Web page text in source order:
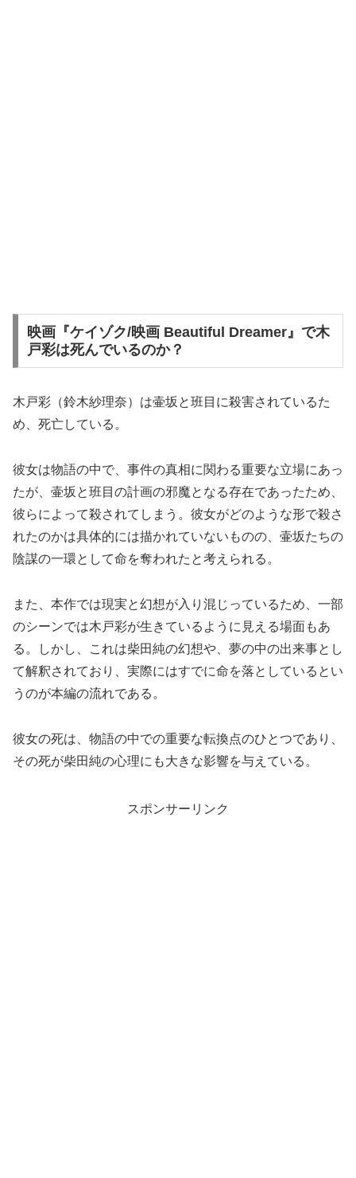
映画『ケイゾク/映画 Beautiful Dreamer』で木
戸彩は死んでいるのか？
木戸彩（鈴木紗理奈）は壷坂と班目に殺害されているた
め、死亡している。
彼女は物語の中で、事件の真相に関わる重要な立場にあっ
たが、壷坂と班目の計画の邪魔となる存在であったため、
彼らによって殺されてしまう。彼女がどのような形で殺さ
れたのかは具体的には描かれていないものの、壷坂たちの
陰謀の一環として命を奪われたと考えられる。
また、本作では現実と幻想が入り混じっているため、一部
のシーンでは木戸彩が生きているように見える場面もあ
る。しかし、これは柴田純の幻想や、夢の中の出来事とし
て解釈されており、実際にはすでに命を落としているとい
うのが本編の流れである。
彼女の死は、物語の中での重要な転換点のひとつであり、
その死が柴田純の心理にも大きな影響を与えている。
スポンサーリンク